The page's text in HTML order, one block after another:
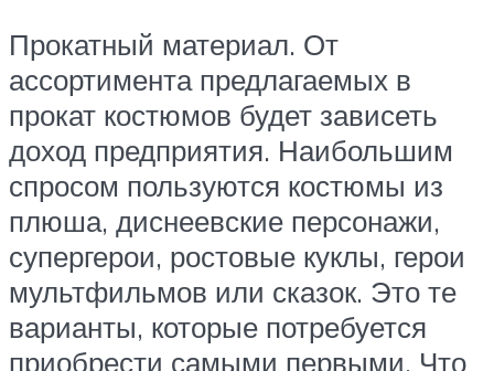
Прокатный материал. От
ассортимента предлагаемых в
прокат костюмов будет зависеть
доход предприятия. Наибольшим
спросом пользуются костюмы из
плюша, диснеевские персонажи,
супергерои, ростовые куклы, герои
мультфильмов или сказок. Это те
варианты, которые потребуется
приобрести самыми первыми. Что